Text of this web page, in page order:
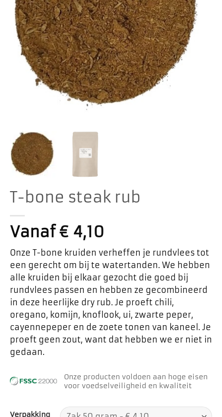
T-bone steak rub
Vanaf€4,10
Onze T-bone kruiden verheffen je rundvlees tot
een gerecht om bij te watertanden. We hebben
alle kruiden bij elkaar gezocht die goed bij
rundvlees passen en hebben ze gecombineerd
in deze heerlijke dry rub. Je proeft chili,
oregano, komijn, knoflook, ui, zwarte peper,
cayennepeper en de zoete tonen van kaneel. Je
proeft geen zout, want dat hebben we er niet in
gedaan.
Onze producten voldoen aan hoge eisen
voor voedselveiligheid en kwaliteit
Verpakking